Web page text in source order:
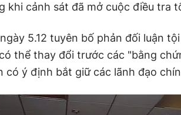
khi cảnh sát đã mở cuộc điều tra
ngày 5.12 tuyên bố phản đối luận
thể thay đổi trước các "bằng
có ý định bắt giữ các lãnh đạo